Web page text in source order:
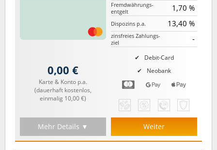
Debit-Card
Neobank
Fremd­währungs­
entgelt
1,70 %
Dispozins p.a. 13,40 %
zinsfreies Zahlungs­
ziel
-
0,00 €
Karte & Konto p.a.
(dauerhaft kostenlos,
einmalig 10,00 €)
Mehr Details ▼ Weiter